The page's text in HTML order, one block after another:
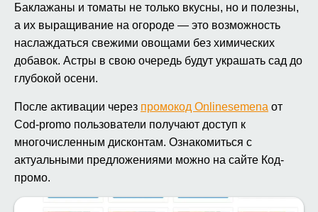
Баклажаны и томаты не только вкусны, но и полезны,
а их выращивание на огороде — это возможность
наслаждаться свежими овощами без химических
добавок. Астры в свою очередь будут украшать сад до
глубокой осени.
После активации через промокод Onlinesemena от
Cod-promo пользователи получают доступ к
многочисленным дисконтам. Ознакомиться с
актуальными предложениями можно на сайте Код-
промо.